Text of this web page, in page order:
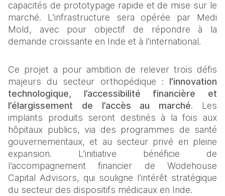
capacités de prototypage rapide et de mise sur le
marché. L’infrastructure sera opérée par Medi
Mold, avec pour objectif de répondre à la
demande croissante en Inde et à l’international.
Ce projet a pour ambition de relever trois défis
majeurs du secteur orthopédique : l’innovation
technologique, l’accessibilité financière et
l’élargissement de l’accès
au marché. Les
implants produits seront destinés à la fois aux
hôpitaux publics, via des programmes de santé
gouvernementaux, et au secteur privé en pleine
expansion. L’initiative bénéficie de
l’accompagnement financier de Wodehouse
Capital Advisors, qui souligne l’intérêt stratégique
du secteur des dispositifs médicaux en Inde.